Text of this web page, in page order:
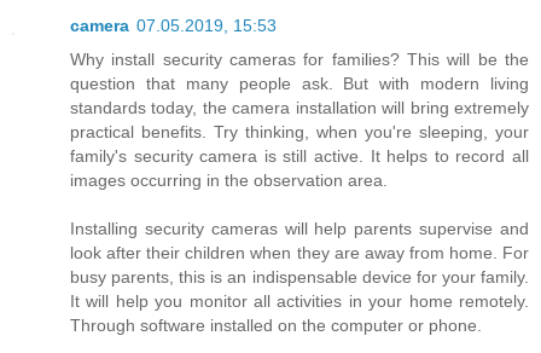
camera 07.05.2019, 15:53
Why install security cameras for families? This will be the
question that many people ask. But with modern living
standards today, the camera installation will bring extremely
practical benefits. Try thinking, when you're sleeping, your
family's security camera is still active. It helps to record all
images occurring in the observation area.
Installing security cameras will help parents supervise and
look after their children when they are away from home. For
busy parents, this is an indispensable device for your family.
It will help you monitor all activities in your home remotely.
Through software installed on the computer or phone.